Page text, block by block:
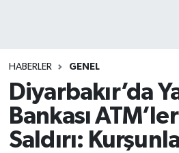
HABERLER GENEL
Diyarbakır’da
Bankası
Saldırı:
Tüm Manşetler
Son Dakika Haberleri